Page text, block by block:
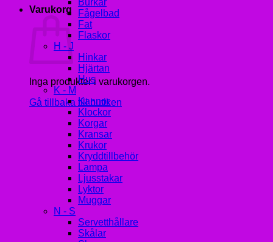
Varukorg
Inga produkter i varukorgen.
Gå tillbaka till butiken
Burkar
Fågelbad
Fat
Flaskor
H - J
Hinkar
Hjärtan
Hus
K - M
Kannor
Klockor
Korgar
Kransar
Krukor
Kryddtillbehör
Lampa
Ljusstakar
Lyktor
Muggar
N - S
Servetthållare
Skålar